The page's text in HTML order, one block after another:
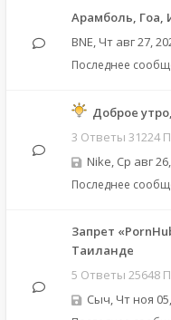
Арамболь, Гоа,
BNE, Чт авг 27,
Последнее
Доброе
3 Ответы 31224
Nike, Ср авг
Последнее
Запрет
Таиланде
5 Ответы 25648
Сыч, Чт ноя